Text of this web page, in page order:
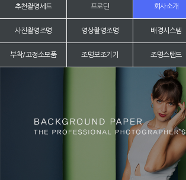
추천촬영세트 프로딘 회사소개
사진촬영조명 영상촬영조명 배경시스템
부착/고정소모품 조명보조기기 조명스탠드